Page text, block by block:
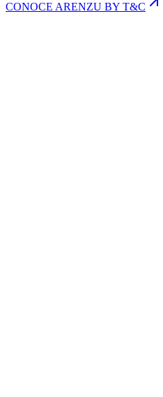
CONOCE ARENZU BY T&C